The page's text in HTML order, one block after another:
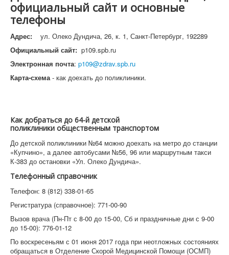
официальный сайт и основные
телефоны
Адрес:
ул. Олеко Дундича, 26, к. 1, Санкт-Петербург, 192289
Официальный сайт: p109.spb.ru
Электронная почта: p109@zdrav.spb.ru
Карта-схема- как доехать до поликлиники.
Как добраться до 64-й детской
поликлиники общественным транспортом
До детской поликлиники №64 можно доехать на метро до станции
«Купчино», а далее автобусами №56, 96 или маршрутным такси
К-383 до остановки «Ул. Олеко Дундича».
Телефонный справочник
Телефон: 8 (812) 338-01-65
Регистратура (справочное): 771-00-90
Вызов врача (Пн-Пт с 8-00 до 15-00, Сб и праздничные дни с 9-00
до 15-00): 776-01-12
По воскресеньям с 01 июня 2017 года при неотложных состояниях
обращаться в Отделение Скорой Медицинской Помощи (ОСМП)